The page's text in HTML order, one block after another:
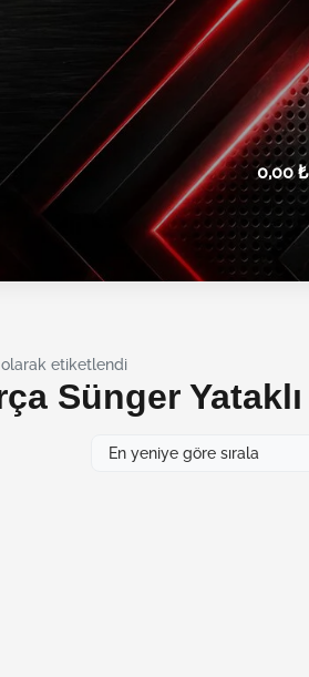
0,00₺
olarak etiketlendi
Sünger Yataklı